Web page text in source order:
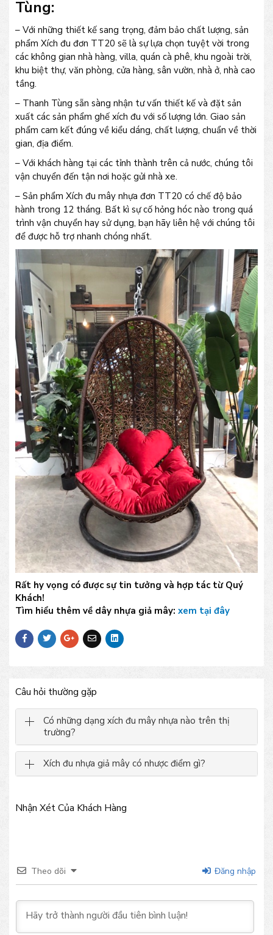
Tùng:
– Với những thiết kế sang trọng, đảm bảo chất lượng, sản
phẩm Xích đu đơn TT20 sẽ là sự lựa chọn tuyệt vời trong
các không gian nhà hàng, villa, quán cà phê, khu ngoài trời,
khu biệt thự, văn phòng, cửa hàng, sân vườn, nhà ở, nhà cao
tầng.
– Thanh Tùng sẵn sàng nhận tư vấn thiết kế và đặt sản
xuất các sản phẩm ghế xích đu với số lượng lớn. Giao sản
phẩm cam kết đúng về kiểu dáng, chất lượng, chuẩn về thời
gian, địa điểm.
– Với khách hàng tại các tỉnh thành trên cả nước, chúng tôi
vận chuyển đến tận nơi hoặc gửi nhà xe.
– Sản phẩm Xích đu mây nhựa đơn TT20 có chế độ bảo
hành trong 12 tháng. Bất kì sự cố hỏng hóc nào trong quá
trình vận chuyển hay sử dụng, bạn hãy liên hệ với chúng tôi
để được hỗ trợ nhanh chóng nhất.
Rất hy vọng có được sự tin tưởng và hợp tác từ Quý
Khách!
Tìm hiểu thêm về dây nhựa giả mây: xem tại đây
Câu hỏi thường gặp
Có những dạng xích đu mây nhựa nào trên thị
trường?
Xích đu nhựa giả mây có nhược điểm gì?
Nhận Xét Của Khách Hàng
Theo dõi Đăng nhập